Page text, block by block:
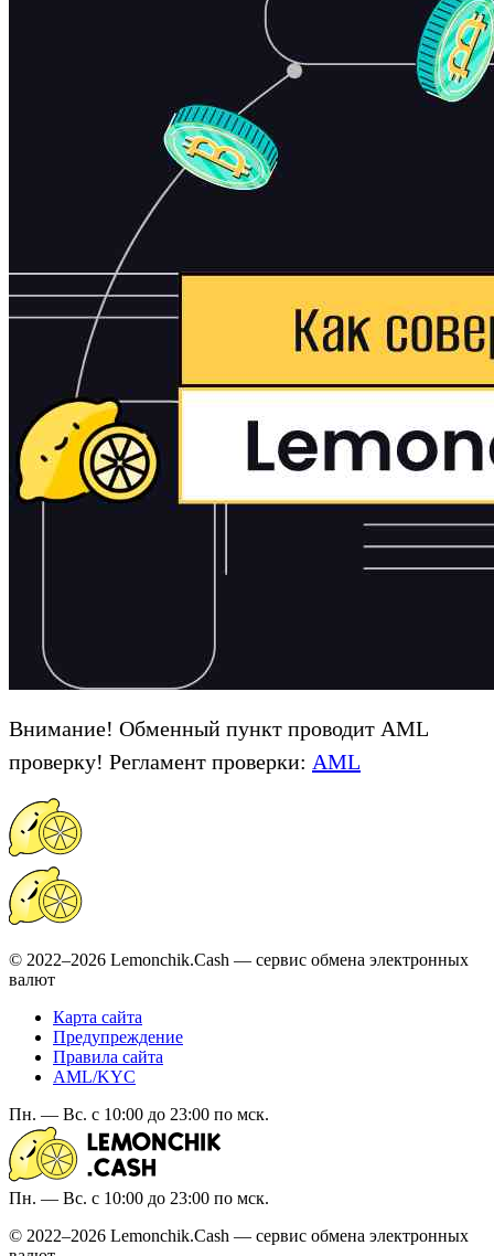
Внимание! Обменный пункт проводит AML
проверку! Регламент проверки: AML
© 2022–2026 Lemonchik.Cash — сервис обмена электронных
валют
Карта сайта
Предупреждение
Правила сайта
AML/KYC
Пн. — Вс. с 10:00 до 23:00 по мск.
Пн. — Вс. с 10:00 до 23:00 по мск.
© 2022–2026 Lemonchik.Cash — сервис обмена электронных